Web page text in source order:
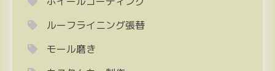
ルーフライニング張替
モール磨き